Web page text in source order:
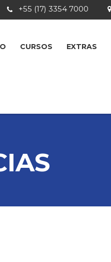
+55 (17) 3354 7000
CURSOS EXTRAS